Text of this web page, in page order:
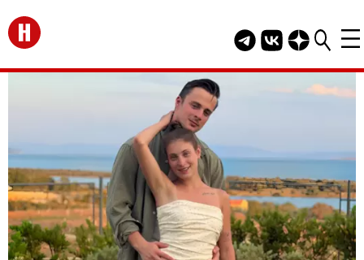
Перейти на главную
Telegram канал
Группа HELLO
Канал